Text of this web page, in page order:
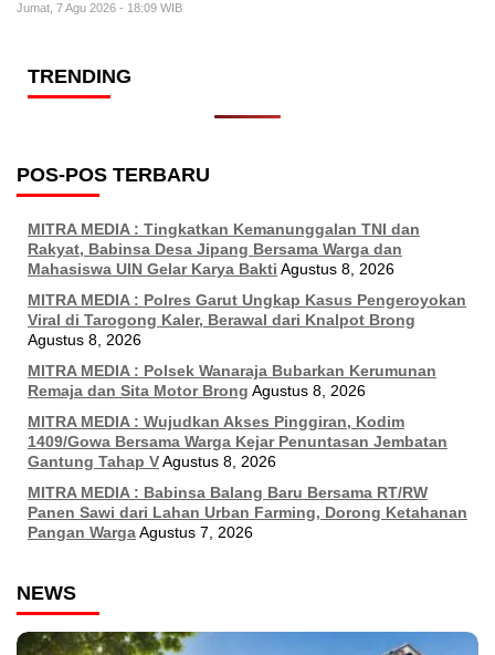
Jumat, 7 Agu 2026 - 18:09 WIB
TRENDING
POS-POS TERBARU
MITRA MEDIA : Tingkatkan Kemanunggalan TNI dan
Rakyat, Babinsa Desa Jipang Bersama Warga dan
Mahasiswa UIN Gelar Karya Bakti Agustus 8, 2026
MITRA MEDIA : Polres Garut Ungkap Kasus Pengeroyokan
Viral di Tarogong Kaler, Berawal dari Knalpot Brong
Agustus 8, 2026
MITRA MEDIA : Polsek Wanaraja Bubarkan Kerumunan
Remaja dan Sita Motor Brong Agustus 8, 2026
MITRA MEDIA : Wujudkan Akses Pinggiran, Kodim
1409/Gowa Bersama Warga Kejar Penuntasan Jembatan
Gantung Tahap VAgustus 8, 2026
MITRA MEDIA : Babinsa Balang Baru Bersama RT/RW
Panen Sawi dari Lahan Urban Farming, Dorong Ketahanan
Pangan WargaAgustus 7, 2026
NEWS